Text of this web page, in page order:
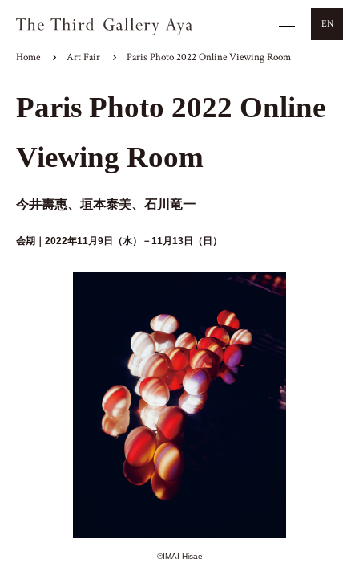
EN
Home Art Fair Paris Photo 2022 Online Viewing Room
Paris Photo 2022 Online
Viewing Room
今井壽惠、垣本泰美、石川竜一
会期｜2022年11月9日（水）－11月13日（日）
©︎IMAI Hisae